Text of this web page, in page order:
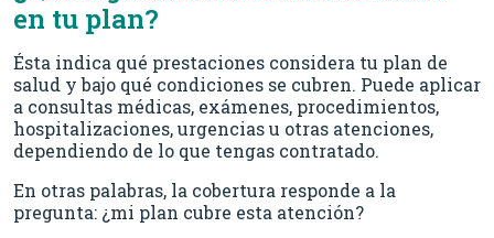
en tu plan?
Ésta indica qué prestaciones considera tu plan de
salud y bajo qué condiciones se cubren. Puede aplicar
a consultas médicas, exámenes, procedimientos,
hospitalizaciones, urgencias u otras atenciones,
dependiendo de lo que tengas contratado.
En otras palabras, la cobertura responde a la
pregunta: ¿mi plan cubre esta atención?